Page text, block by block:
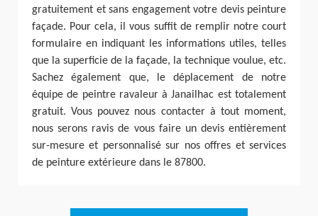
gratuitement et sans engagement votre devis peinture
façade. Pour cela, il vous suffit de remplir notre court
formulaire en indiquant les informations utiles, telles
que la superficie de la façade, la technique voulue, etc.
Sachez également que, le déplacement de notre
équipe de peintre ravaleur à Janailhac est totalement
gratuit. Vous pouvez nous contacter à tout moment,
nous serons ravis de vous faire un devis entièrement
sur-mesure et personnalisé sur nos offres et services
de peinture extérieure dans le 87800.